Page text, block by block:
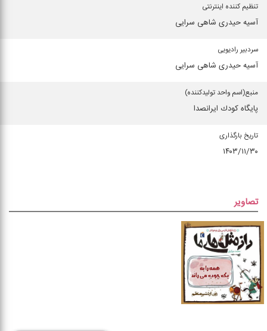
تنظیم کننده اینترنتی
آسیه حیدری شاهی سرایی
سردبیر رادیویی
آسیه حیدری شاهی سرایی
منبع(اسم واحد تولیدكننده)
پایگاه كودك ایرانصدا
تاریخ بارگذاری
۱۴۰۳/۱۱/۳۰
تصاویر